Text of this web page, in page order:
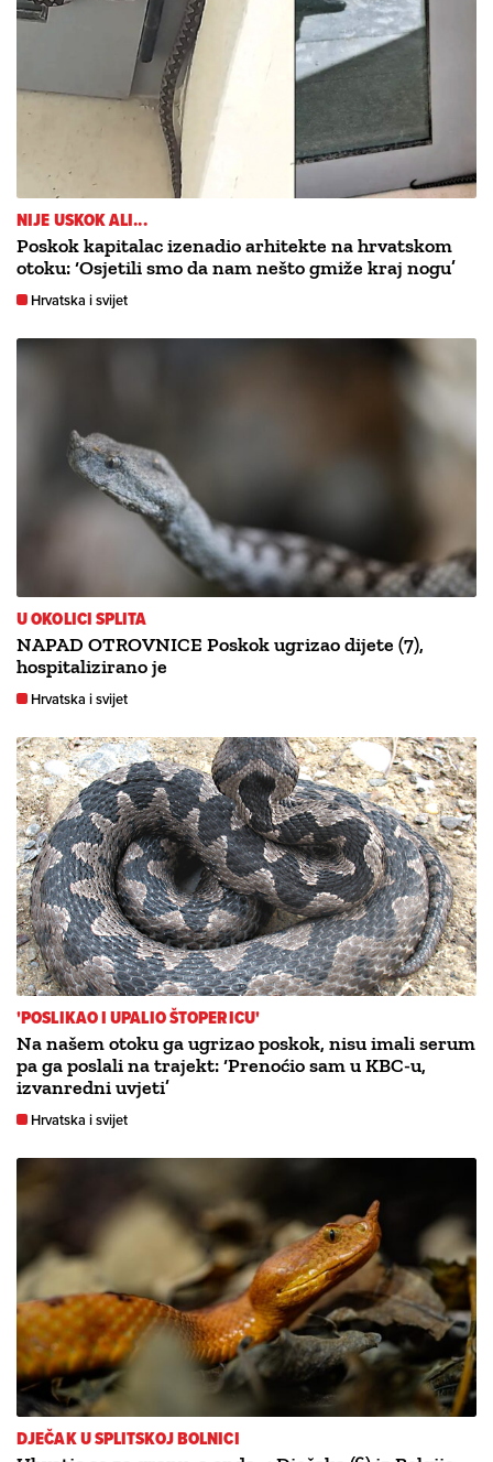
NIJE USKOK ALI...
Poskok kapitalac izenadio arhitekte na hrvatskom
otoku: ‘Osjetili smo da nam nešto gmiže kraj nogu’
Hrvatska i svijet
U OKOLICI SPLITA
NAPAD OTROVNICE Poskok ugrizao dijete (7),
hospitalizirano je
Hrvatska i svijet
'POSLIKAO I UPALIO ŠTOPERICU'
Na našem otoku ga ugrizao poskok, nisu imali serum
pa ga poslali na trajekt: ‘Prenoćio sam u KBC-u,
izvanredni uvjeti’
Hrvatska i svijet
DJEČAK U SPLITSKOJ BOLNICI